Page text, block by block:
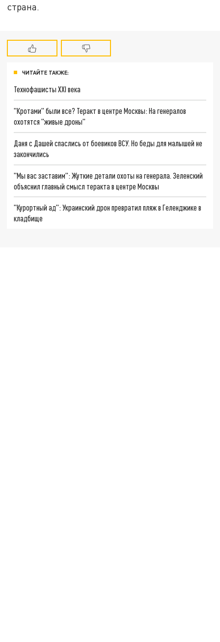
страна.
ЧИТАЙТЕ ТАКЖЕ:
Технофашисты XXI века
"Кротами" были все? Теракт в центре Москвы: На генералов
охотятся "живые дроны"
Даня с Дашей спаслись от боевиков ВСУ. Но беды для малышей не
закончились
"Мы вас заставим": Жуткие детали охоты на генерала. Зеленский
объяснил главный смысл теракта в центре Москвы
"Курортный ад": Украинский дрон превратил пляж в Геленджике в
кладбище